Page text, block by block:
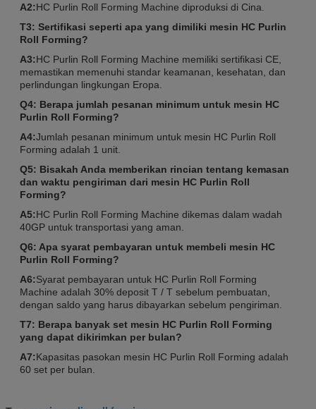
A2:HC Purlin Roll Forming Machine diproduksi di Cina.
T3: Sertifikasi seperti apa yang dimiliki mesin HC Purlin
Roll Forming?
A3:HC Purlin Roll Forming Machine memiliki sertifikasi CE,
memastikan memenuhi standar keamanan, kesehatan, dan
perlindungan lingkungan Eropa.
Q4: Berapa jumlah pesanan minimum untuk mesin HC
Purlin Roll Forming?
A4:Jumlah pesanan minimum untuk mesin HC Purlin Roll
Forming adalah 1 unit.
Q5: Bisakah Anda memberikan rincian tentang kemasan
dan waktu pengiriman dari mesin HC Purlin Roll
Forming?
A5:HC Purlin Roll Forming Machine dikemas dalam wadah
40GP untuk transportasi yang aman.
Q6: Apa syarat pembayaran untuk membeli mesin HC
Purlin Roll Forming?
A6:Syarat pembayaran untuk HC Purlin Roll Forming
Machine adalah 30% deposit T / T sebelum pembuatan,
dengan saldo yang harus dibayarkan sebelum pengiriman.
T7: Berapa banyak set mesin HC Purlin Roll Forming
yang dapat dikirimkan per bulan?
A7:Kapasitas pasokan mesin HC Purlin Roll Forming adalah
60 set per bulan.